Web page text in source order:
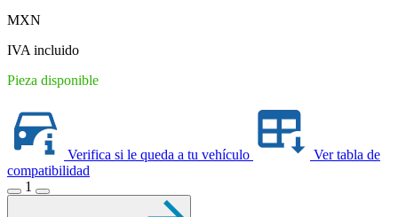
MXN
IVA incluido
Pieza disponible
Verifica si le queda a tu vehículo
Ver tabla de
compatibilidad
1